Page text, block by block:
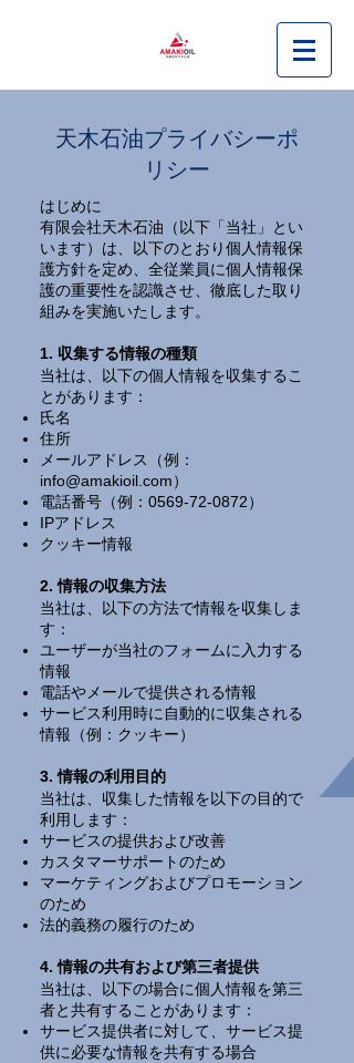
天木石油プライバシーポ
リシー
はじめに
有限会社天木石油（以下「当社」とい
います）は、以下のとおり個人情報保
護方針を定め、全従業員に個人情報保
護の重要性を認識させ、徹底した取り
組みを実施いたします。
1. 収集する情報の種類
当社は、以下の個人情報を収集するこ
とがあります：
氏名
住所
メールアドレス（例：
info@amakioil.com）
電話番号（例：0569-72-0872）
IPアドレス
クッキー情報
2. 情報の収集方法
当社は、以下の方法で情報を収集しま
す：
ユーザーが当社のフォームに入力する
情報
電話やメールで提供される情報
サービス利用時に自動的に収集される
情報（例：クッキー）
3. 情報の利用目的
当社は、収集した情報を以下の目的で
利用します：
サービスの提供および改善
カスタマーサポートのため
マーケティングおよびプロモーション
のため
法的義務の履行のため
4. 情報の共有および第三者提供
当社は、以下の場合に個人情報を第三
者と共有することがあります：
サービス提供者に対して、サービス提
供に必要な情報を共有する場合